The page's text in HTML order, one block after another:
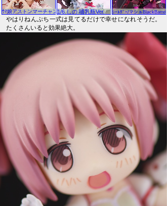
やはりねんぷち一式は見てるだけで幸せになれそうだ。
たくさんいると効果絶大。